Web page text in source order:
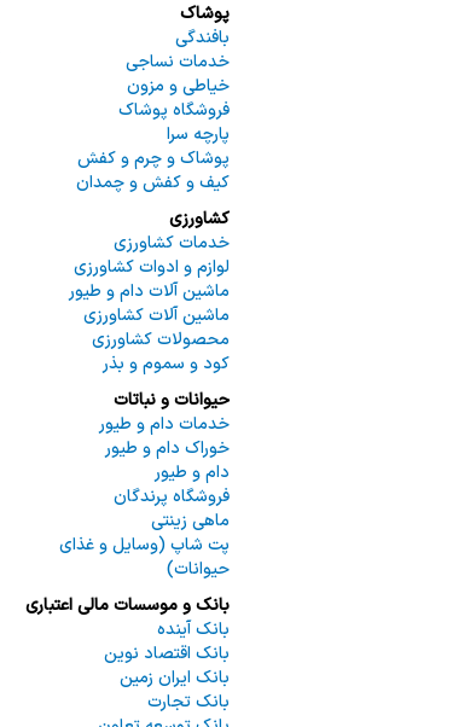
پوشاک
بافندگی
خدمات نساجی
خیاطی و مزون
فروشگاه پوشاک
پارچه سرا
پوشاک و چرم و کفش
کیف و کفش و چمدان
کشاورزی
خدمات کشاورزی
لوازم و ادوات کشاورزی
ماشین آلات دام و طیور
ماشین آلات کشاورزی
محصولات کشاورزی
کود و سموم و بذر
حیوانات و نباتات
خدمات دام و طیور
خوراک دام و طیور
دام و طیور
فروشگاه پرندگان
ماهی زینتی
پت شاپ (وسايل و غذاى
حيوانات)
بانک و موسسات مالی اعتباری
بانک آینده
بانک اقتصاد نوین
بانک ایران زمین
بانک تجارت